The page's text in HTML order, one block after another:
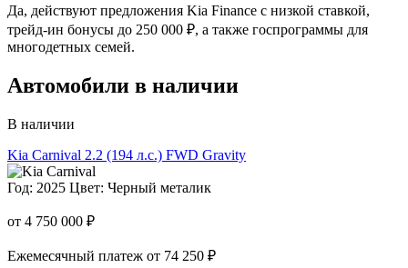
Да, действуют предложения Kia Finance с низкой ставкой,
трейд-ин бонусы до 250 000 ₽, а также госпрограммы для
многодетных семей.
Автомобили в наличии
В наличии
Kia Carnival 2.2 (194 л.с.) FWD Gravity
Год: 2025 Цвет: Черный металик
от 4 750 000 ₽
Ежемесячный платеж от 74 250 ₽